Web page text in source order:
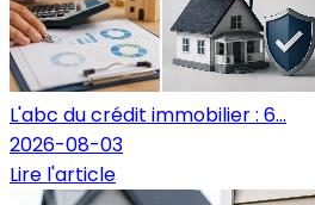
L'abc du crédit immobilier : 6...
2026-08-03
Lire l'article